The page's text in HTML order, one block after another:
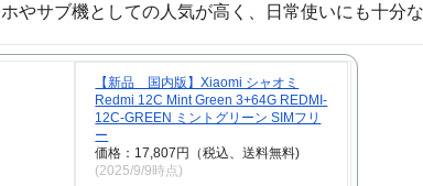
やサブ機としての人気が高く、日常使いにも十分
【新品 国内版】Xiaomi シャオミ
Redmi 12C Mint Green 3+64G REDMI-
12C-GREEN ミントグリーン SIMフリ
ー
価格：17,807円（税込、送料無料)
(2025/9/9時点)